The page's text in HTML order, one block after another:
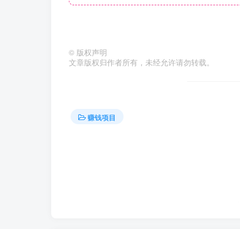
© 版权声明
文章版权归作者所有，未经允许请勿转载。
赚钱项目